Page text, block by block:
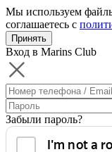
Мы используем
соглашаетесь с
Принять
Вход в Marins Club
Забыли пароль?